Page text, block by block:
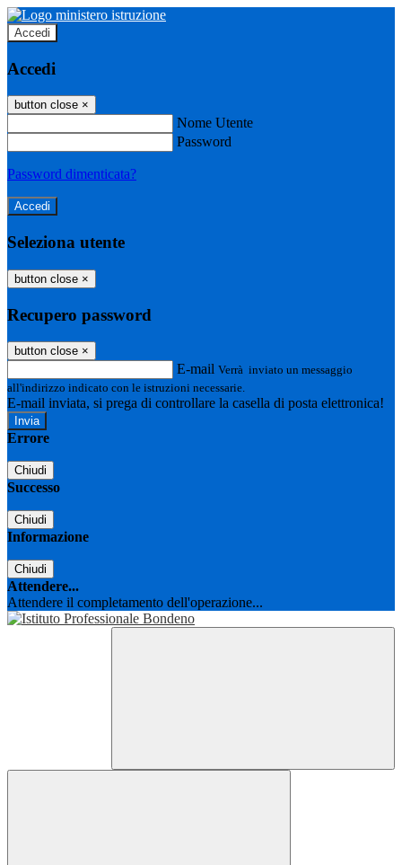
Accedi
Accedi
button close ×
Nome Utente
Password
Password dimenticata?
Seleziona utente
button close ×
Recupero password
button close ×
E-mail Verrà inviato un messaggio
all'indirizzo indicato con le istruzioni necessarie.
E-mail inviata, si prega di controllare la casella di posta elettronica!
Errore
Chiudi
Successo
Chiudi
Informazione
Chiudi
Attendere...
Attendere il completamento dell'operazione...